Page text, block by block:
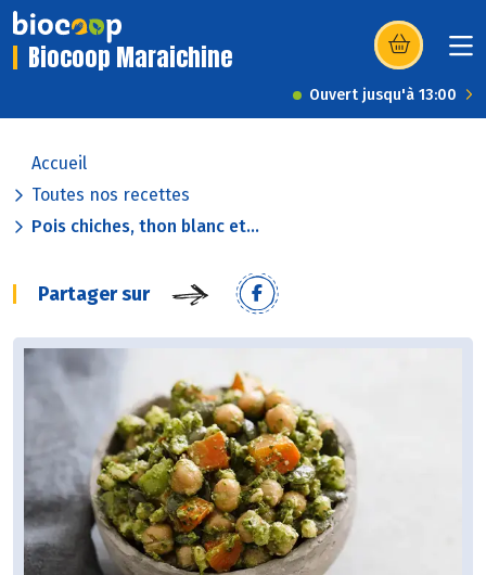
Biocoop Maraichine (s’ouvre dans
Ouvert jusqu'à 13:00
Accueil
Toutes nos recettes
Pois chiches, thon blanc et...
Partager sur